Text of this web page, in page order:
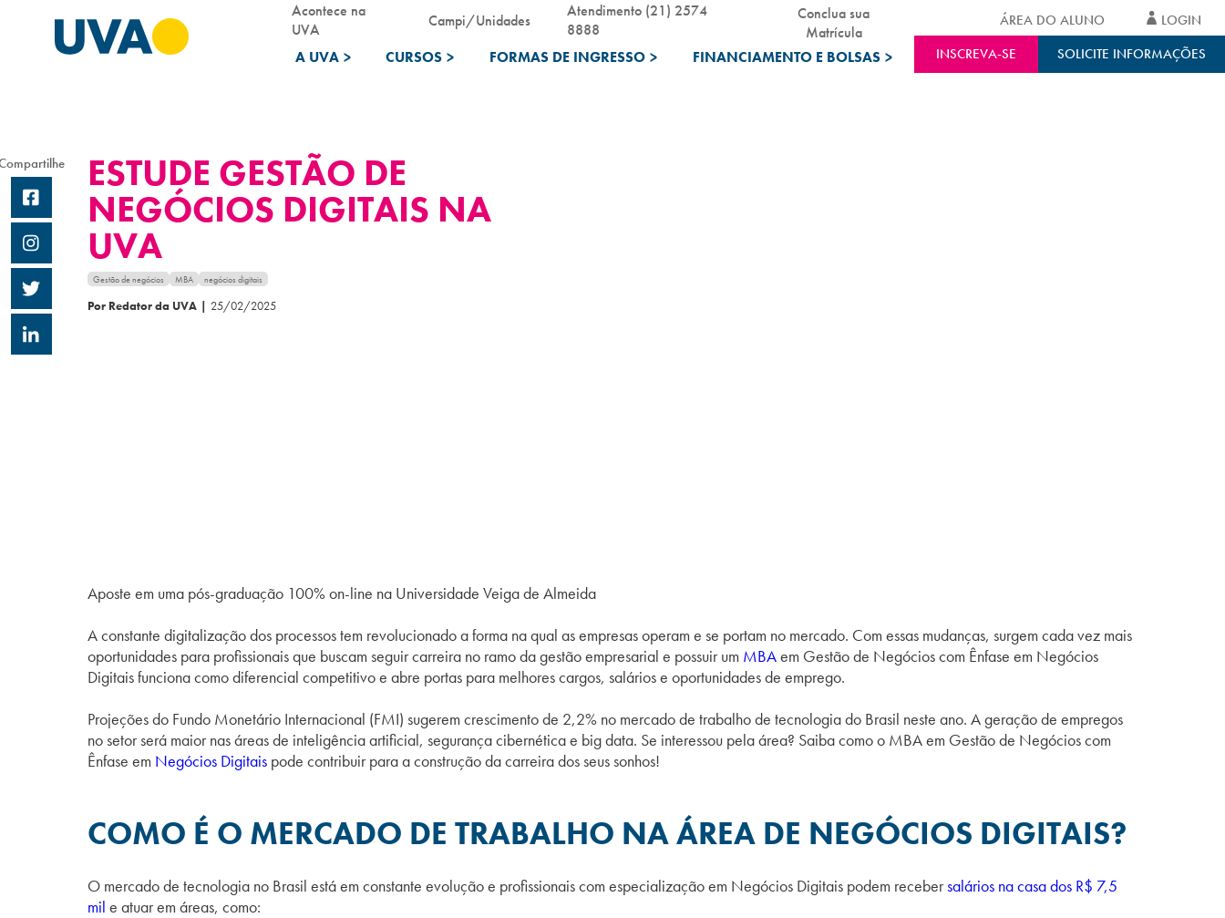
A UVA > CURSOS > FORMAS DE INGRESSO > FINANCIAMENTO E BOLSAS >
Acontece na
UVA
Campi/Unidades
Atendimento (21) 2574
8888
Conclua sua
Matrícula
INSCREVA-SE SOLICITE INFORMAÇÕES
ÁREA DO ALUNO LOGIN
ESTUDE GESTÃO DE
NEGÓCIOS DIGITAIS NA
UVA
Gestão de negócios MBA negócios digitais
Por Redator da UVA | 25/02/2025
Aposte em uma pós-graduação 100% on-line na Universidade Veiga de Almeida
A constante digitalização dos processos tem revolucionado a forma na qual as empresas operam e se portam no mercado. Com essas mudanças, surgem cada vez mais
oportunidades para profissionais que buscam seguir carreira no ramo da gestão empresarial e possuir um MBAem Gestão de Negócios com Ênfase em Negócios
Digitais funciona como diferencial competitivo e abre portas para melhores cargos, salários e oportunidades de emprego.
Projeções do Fundo Monetário Internacional (FMI) sugerem crescimento de 2,2% no mercado de trabalho de tecnologia do Brasil neste ano. A geração de empregos
no setor será maior nas áreas de inteligência artificial, segurança cibernética e big data. Se interessou pela área? Saiba como o MBA em Gestão de Negócios com
Ênfase em Negócios Digitais pode contribuir para a construção da carreira dos seus sonhos!
COMO É O MERCADO DE TRABALHO NA ÁREA DE NEGÓCIOS DIGITAIS?
O mercado de tecnologia no Brasil está em constante evolução e profissionais com especialização em Negócios Digitais podem recebersalários na casa dos R$ 7,5
mil e atuar em áreas, como: